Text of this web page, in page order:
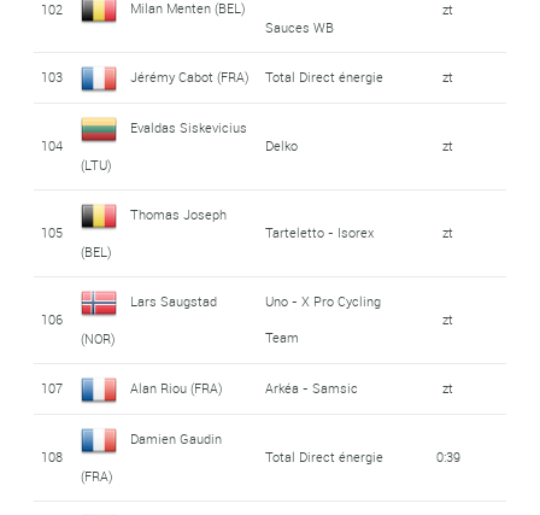
102 Milan Menten (BEL)
Sauces WB
zt
103 Jérémy Cabot (FRA) Total Direct énergie zt
104
Evaldas Siskevicius
(LTU)
Delko zt
105
Thomas Joseph
(BEL)
Tarteletto - Isorex zt
106
Lars Saugstad
(NOR)
Uno - X Pro Cycling
Team
zt
107 Alan Riou (FRA) Arkéa - Samsic zt
108
Damien Gaudin
(FRA)
Total Direct énergie 0:39